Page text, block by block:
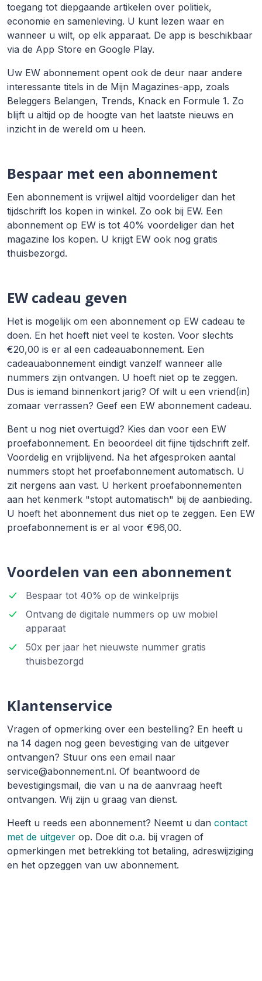
toegang tot diepgaande artikelen over politiek,
economie en samenleving. U kunt lezen waar en
wanneer u wilt, op elk apparaat. De app is beschikbaar
via de App Store en Google Play.
Uw EW abonnement opent ook de deur naar andere
interessante titels in de Mijn Magazines-app, zoals
Beleggers Belangen, Trends, Knack en Formule 1. Zo
blijft u altijd op de hoogte van het laatste nieuws en
inzicht in de wereld om u heen.
Bespaar met een abonnement
Een abonnement is vrijwel altijd voordeliger dan het
tijdschrift los kopen in winkel. Zo ook bij EW. Een
abonnement op EW is tot 40% voordeliger dan het
magazine los kopen. U krijgt EW ook nog gratis
thuisbezorgd.
EW cadeau geven
Het is mogelijk om een abonnement op EW cadeau te
doen. En het hoeft niet veel te kosten. Voor slechts
€20,00 is er al een cadeauabonnement. Een
cadeauabonnement eindigt vanzelf wanneer alle
nummers zijn ontvangen. U hoeft niet op te zeggen.
Dus is iemand binnenkort jarig? Of wilt u een vriend(in)
zomaar verrassen? Geef een EW abonnement cadeau.
Bent u nog niet overtuigd? Kies dan voor een EW
proefabonnement. En beoordeel dit fijne tijdschrift zelf.
Voordelig en vrijblijvend. Na het afgesproken aantal
nummers stopt het proefabonnement automatisch. U
zit nergens aan vast. U herkent proefabonnementen
aan het kenmerk "stopt automatisch" bij de aanbieding.
U hoeft het abonnement dus niet op te zeggen. Een EW
proefabonnement is er al voor €96,00.
Voordelen van een abonnement
Bespaar tot 40% op de winkelprijs
Ontvang de digitale nummers op uw mobiel
apparaat
50x per jaar het nieuwste nummer gratis
thuisbezorgd
Klantenservice
Vragen of opmerking over een bestelling? En heeft u
na 14 dagen nog geen bevestiging van de uitgever
ontvangen? Stuur ons een email naar
service@abonnement.nl. Of beantwoord de
bevestigingsmail, die van u na de aanvraag heeft
ontvangen. Wij zijn u graag van dienst.
Heeft u reeds een abonnement? Neemt u dan contact
met de uitgever op. Doe dit o.a. bij vragen of
opmerkingen met betrekking tot betaling, adreswijziging
en het opzeggen van uw abonnement.